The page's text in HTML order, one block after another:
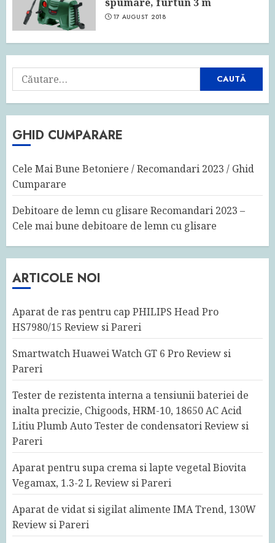
17 AUGUST 2018
Caută
după:
GHID CUMPARARE
Cele Mai Bune Betoniere / Recomandari 2023 / Ghid
Cumparare
Debitoare de lemn cu glisare Recomandari 2023 –
Cele mai bune debitoare de lemn cu glisare
ARTICOLE NOI
Aparat de ras pentru cap PHILIPS Head Pro
HS7980/15 Review si Pareri
Smartwatch Huawei Watch GT 6 Pro Review si
Pareri
Tester de rezistenta interna a tensiunii bateriei de
inalta precizie, Chigoods, HRM-10, 18650 AC Acid
Litiu Plumb Auto Tester de condensatori Review si
Pareri
Aparat pentru supa crema si lapte vegetal Biovita
Vegamax, 1.3-2 L Review si Pareri
Aparat de vidat si sigilat alimente IMA Trend, 130W
Review si Pareri